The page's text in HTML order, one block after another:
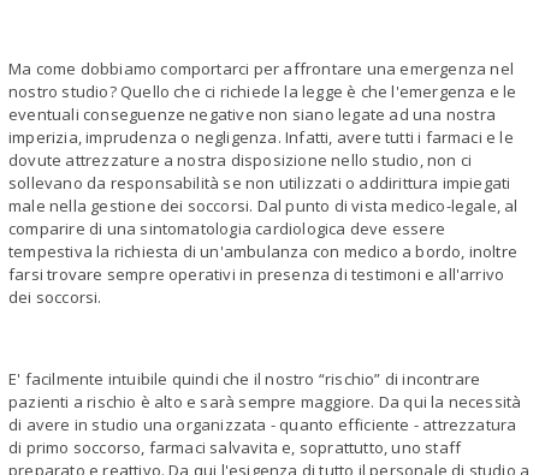
Ma come dobbiamo comportarci per affrontare una emergenza nel
nostro studio? Quello che ci richiede la legge è che l'emergenza e le
eventuali conseguenze negative non siano legate ad una nostra
imperizia, imprudenza o negligenza. Infatti, avere tutti i farmaci e le
dovute attrezzature a nostra disposizione nello studio, non ci
sollevano da responsabilità se non utilizzati o addirittura impiegati
male nella gestione dei soccorsi. Dal punto di vista medico-legale, al
comparire di una sintomatologia cardiologica deve essere
tempestiva la richiesta di un'ambulanza con medico a bordo, inoltre
farsi trovare sempre operativi in presenza di testimoni e all'arrivo
dei soccorsi.
E' facilmente intuibile quindi che il nostro “rischio” di incontrare
pazienti a rischio è alto e sarà sempre maggiore. Da qui la necessità
di avere in studio una organizzata - quanto efficiente - attrezzatura
di primo soccorso, farmaci salvavita e, soprattutto, uno staff
preparato e reattivo. Da qui l'esigenza di tutto il personale di studio a